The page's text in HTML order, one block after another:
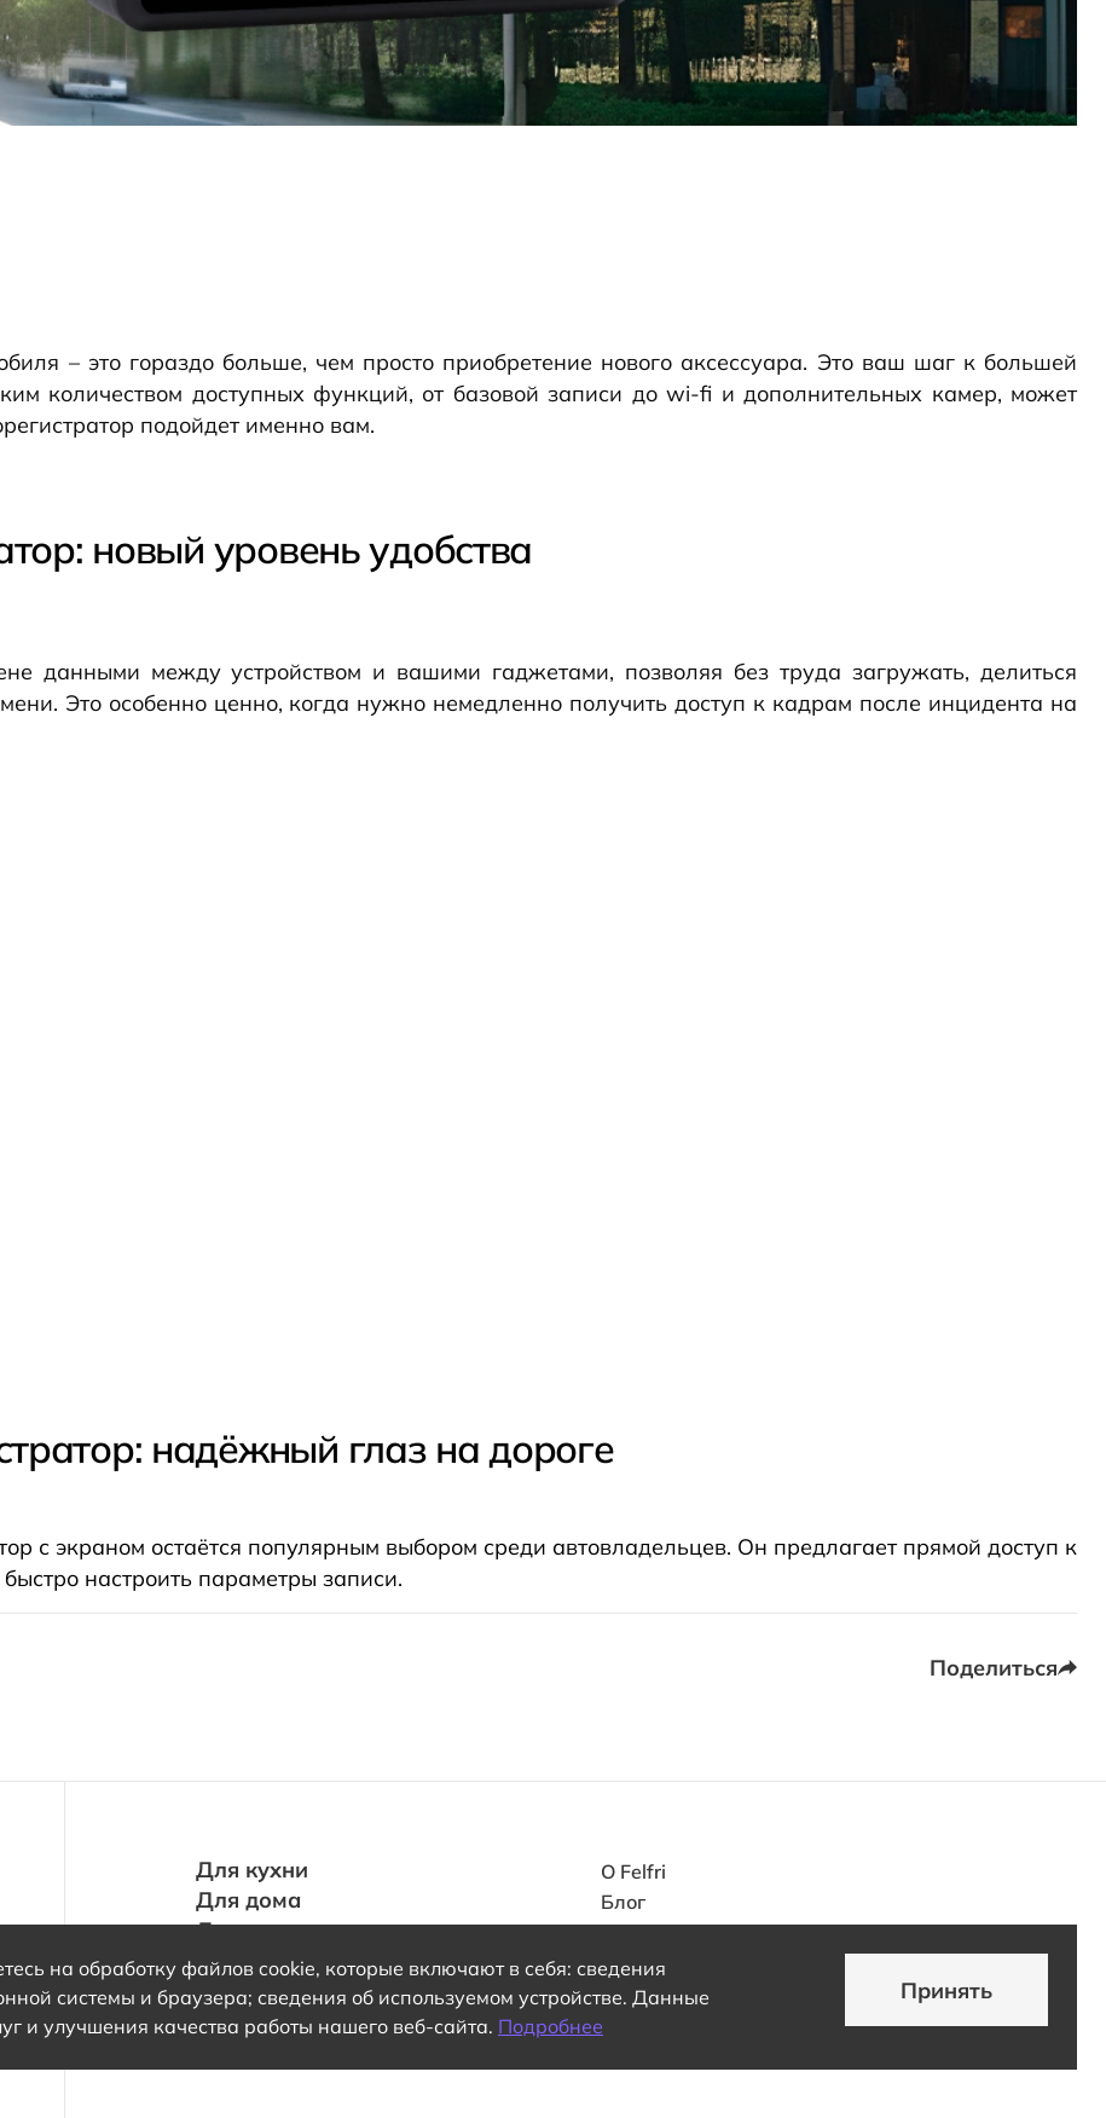
– это гораздо больше, чем просто приобретение нового аксессуара. Это ваш шаг к большей
количеством доступных функций, от базовой записи до wi-fi и дополнительных камер, может
подойдет именно вам.
новый уровень удобства
данными между устройством и вашими гаджетами, позволяя без труда загружать, делиться
Это особенно ценно, когда нужно немедленно получить доступ к кадрам после инцидента на
надёжный глаз на дороге
с экраном остаётся популярным выбором среди автовладельцев. Он предлагает прямой доступ к
настроить параметры записи.
Поделиться
Для кухни
Для дома
Для нее
Для него
Для одежды
О Felfri
Блог
Поддержка
Контакты
на обработку файлов cookie, которые включают в себя: сведения
системы и браузера; сведения об используемом устройстве. Данные
и улучшения качества работы нашего веб-сайта. Подробнее
Принять